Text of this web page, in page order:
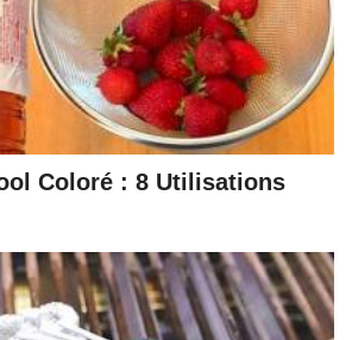
Coloré : 8 Utilisations